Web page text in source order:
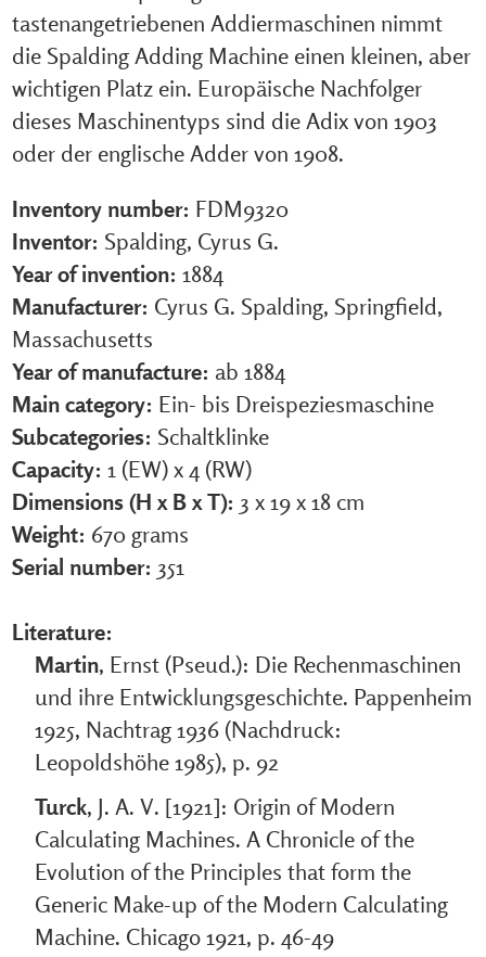
tastenangetriebenen Addiermaschinen nimmt
die Spalding Adding Machine einen kleinen, aber
wichtigen Platz ein. Europäische Nachfolger
dieses Maschinentyps sind die Adix von 1903
oder der englische Adder von 1908.
Inventory number: FDM9320
Inventor: Spalding, Cyrus G.
Year of invention: 1884
Manufacturer: Cyrus G. Spalding, Springfield,
Massachusetts
Year of manufacture: ab 1884
Main category: Ein- bis Dreispeziesmaschine
Subcategories: Schaltklinke
Capacity: 1 (EW) x 4 (RW)
Dimensions (H x B x T): 3 x 19 x 18 cm
Weight: 670 grams
Serial number: 351
Literature:
Martin, Ernst (Pseud.): Die Rechenmaschinen
und ihre Entwicklungsgeschichte. Pappenheim
1925, Nachtrag 1936 (Nachdruck:
Leopoldshöhe 1985), p. 92
Turck, J. A. V. [1921]: Origin of Modern
Calculating Machines. A Chronicle of the
Evolution of the Principles that form the
Generic Make-up of the Modern Calculating
Machine. Chicago 1921, p. 46-49